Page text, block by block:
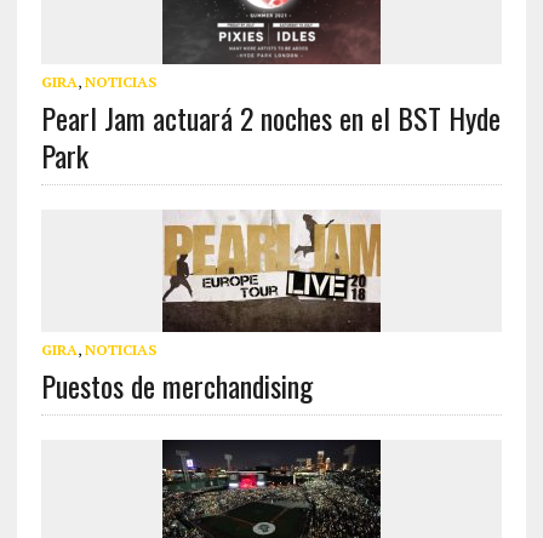
GIRA, NOTICIAS
Pearl Jam actuará 2 noches en el BST Hyde
Park
GIRA, NOTICIAS
Puestos de merchandising